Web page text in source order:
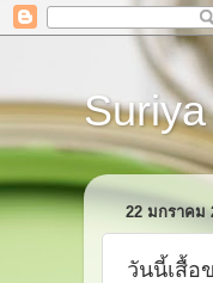
22 มกราคม
วันนี้เสื้อ